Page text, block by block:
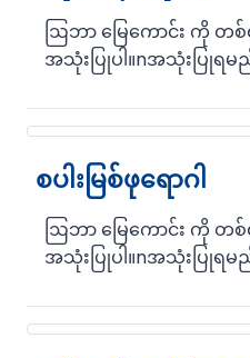
ဩဘာ မြေကောင်း ကို
အသုံးပြုပါ။nအသုံးပြုရမည့်
စပါးမြစ်ဖုရောဂါ
ဩဘာ မြေကောင်း ကို
အသုံးပြုပါ။nအသုံးပြုရမည့်